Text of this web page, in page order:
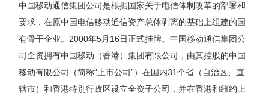
中国移动通信集团公司是根据国家关于电信体制改革的部署和
要求，在原中国电信移动通信资产总体剥离的基础上组建的国
有骨干企业。2000年5月16日正式挂牌。中国移动通信集团公
司全资拥有中国移动（香港）集团有限公司，由其控股的中国
移动有限公司（简称“上市公司”）在国内31个省（自治区、直
辖市）和香港特别行政区设立全资子公司，并在香港和纽约上